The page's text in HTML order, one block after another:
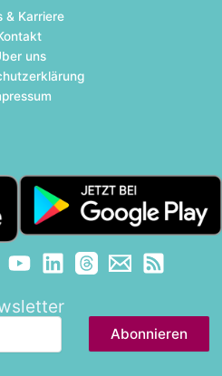
& Karriere
uns